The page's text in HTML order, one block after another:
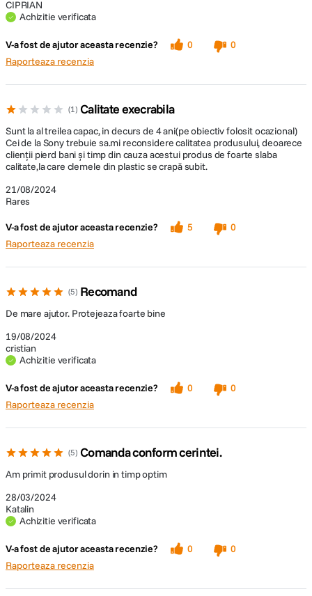
CIPRIAN
Achizitie verificata
V-a fost de ajutor aceasta recenzie? 0
0
Raporteaza recenzia
1 Calitate execrabila
21/08/2024
Rares
Sunt la al treilea capac, in decurs de 4 ani(pe obiectiv folosit ocazional)
Cei de la Sony trebuie sa.mi reconsidere calitatea produsului, deoarece
clienții pierd bani și timp din cauza acestui produs de foarte slaba
calitate,la care clemele din plastic se crapă subit.
V-a fost de ajutor aceasta recenzie? 5
0
Raporteaza recenzia
5 Recomand
19/08/2024
cristian
Achizitie verificata
De mare ajutor. Protejeaza foarte bine
V-a fost de ajutor aceasta recenzie? 0
0
Raporteaza recenzia
5 Comanda conform cerintei.
28/03/2024
Katalin
Achizitie verificata
Am primit produsul dorin in timp optim
V-a fost de ajutor aceasta recenzie? 0
0
Raporteaza recenzia